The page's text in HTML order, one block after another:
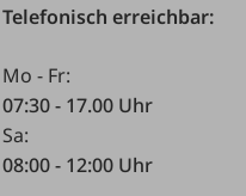
Telefonisch erreichbar:
Mo - Fr:
07:30 - 17.00 Uhr
Sa:
08:00 - 12:00 Uhr